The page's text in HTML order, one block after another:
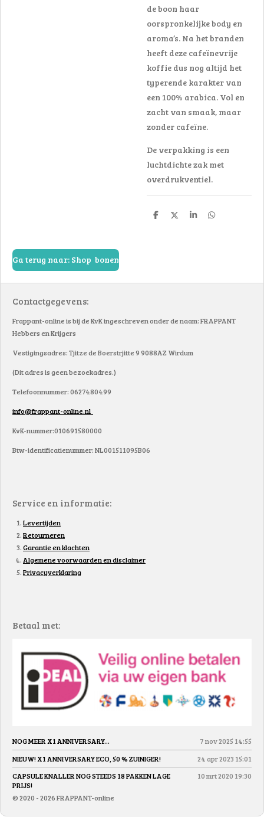
de boon haar
oorspronkelijke body en
aroma’s. Na het branden
heeft deze cafeïnevrije
koffie dus nog altijd het
typerende karakter van
een 100% arabica. Vol en
zacht van smaak, maar
zonder cafeïne.
De verpakking is een
luchtdichte zak met
overdrukventiel.
D
D
S
D
Ga terug naar: Shop bonen
Contactgegevens:
Frappant-online is bij de KvK ingeschreven onder de naam: FRAPPANT
Hebbers en Krijgers
Vestigingsadres: Tjitze de Boerstrjitte 9 9088AZ Wirdum
(Dit adres is geen bezoekadres.)
Telefoonnummer: 0627480499
info@frappant-online.nl
KvK-nummer:010691580000
Btw-identificatienummer: NL001511095B06
Service en informatie:
Levertijden
Retourneren
Garantie en klachten
Algemene voorwaarden en disclaimer
Privacyverklaring
Betaal met:
NOG MEER X1 ANNIVERSARY... 7 nov 2025 14:55
NIEUW! X1 ANNIVERSARY ECO, 50 % ZUINIGER!
24 apr 2023 15:01
CAPSULE KNALLER NOG STEEDS 18 PAKKEN LAGE
PRIJS!
10 mrt 2020 19:30
© 2020 - 2026 FRAPPANT-online